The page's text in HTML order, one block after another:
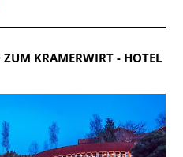
ZUM KRAMERWIRT- HOTEL